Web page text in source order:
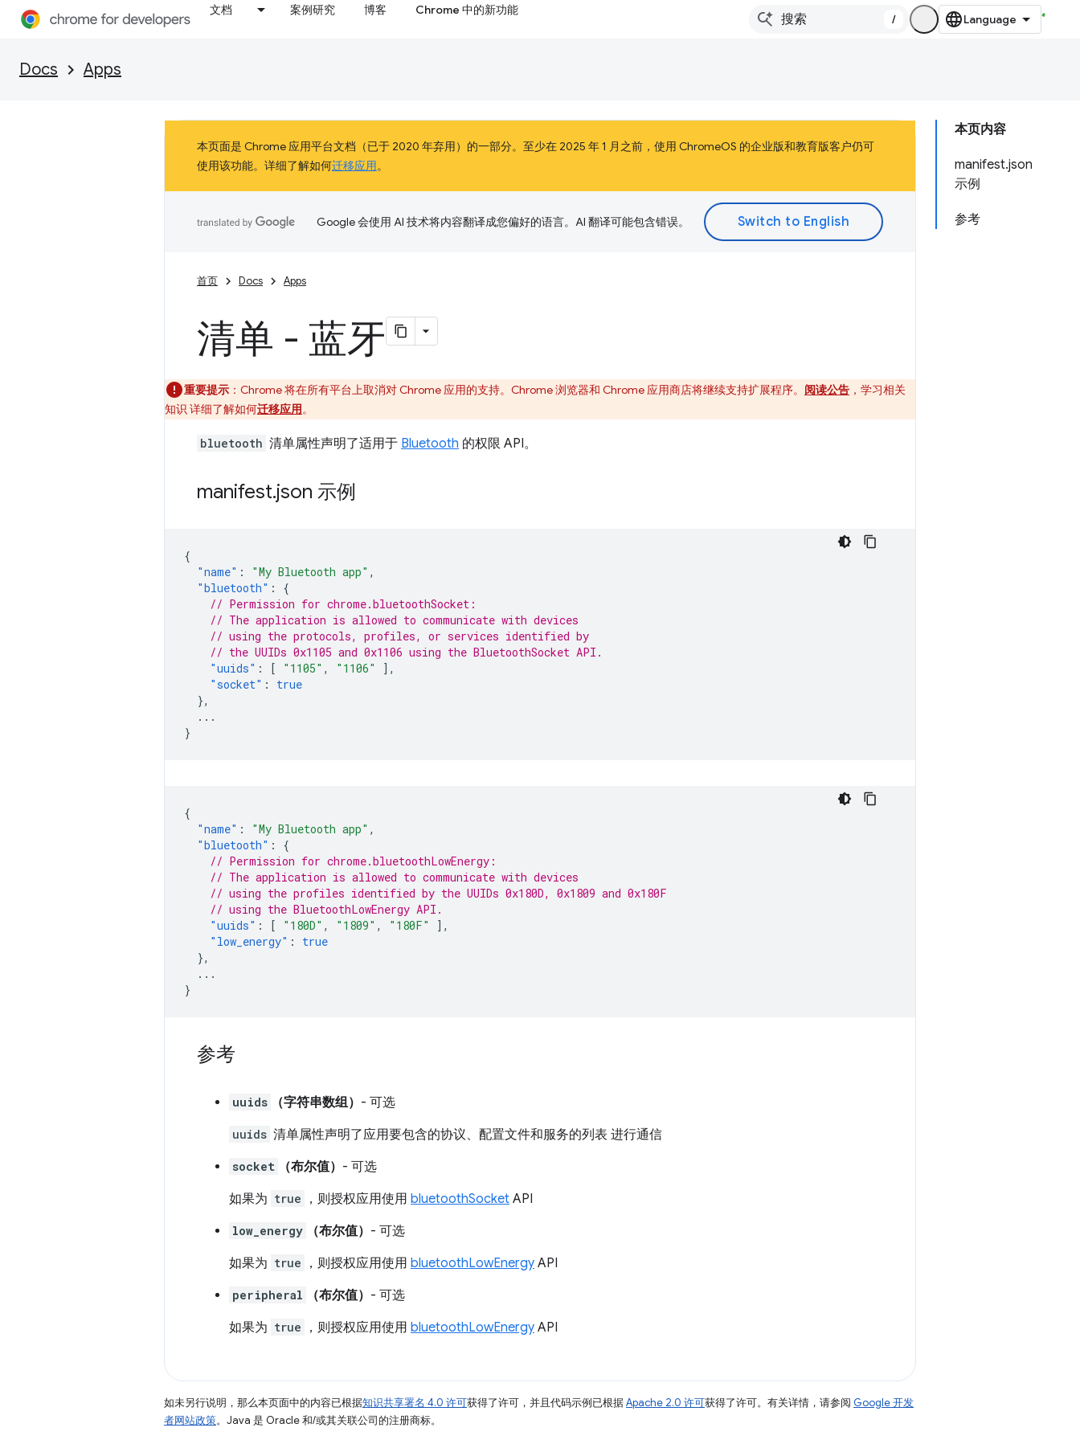
文档 案例研究 博客 Chrome 中的新功能
/
Docs Apps
本页内容
manifest.json
示例
参考
本页面是 Chrome 应用平台文档（已于 2020 年弃用）的一部分。至少在 2025 年 1 月之前，使用 ChromeOS 的企业版和教育版客户仍可
使用该功能。详细了解如何迁移应用。
Google 会使用 AI 技术将内容翻译成您偏好的语言。AI 翻译可能包含错误。
首页 Docs Apps
清单 - 蓝牙
重要提示 ：Chrome 将在所有平台上取消对 Chrome 应用的支持。Chrome 浏览器和 Chrome 应用商店将继续支持扩展程序。 阅读公告 ，学习相关
知识 详细了解如何迁移应用。
bluetooth 清单属性声明了适用于 Bluetooth 的权限 API。
manifest.json 示例
{
"name" : "My Bluetooth app" ,
"bluetooth" :
{
// Permission for chrome.bluetoothSocket:
// The application is allowed to communicate with devices
// using the protocols, profiles, or services identified by
// the UUIDs 0x1105 and 0x1106 using the BluetoothSocket API.
"uuids" : [ "1105" , "1106"
],
"socket" :
true
},
...
}
{
"name" : "My Bluetooth app" ,
"bluetooth" :
{
// Permission for chrome.bluetoothLowEnergy:
// The application is allowed to communicate with devices
// using the profiles identified by the UUIDs 0x180D, 0x1809 and 0x180F
// using the BluetoothLowEnergy API.
"uuids" : [ "180D" , "1809" , "180F"
],
"low_energy" :
true
},
...
}
参考
uuids （字符串数组） - 可选
uuids 清单属性声明了应用要包含的协议、配置文件和服务的列表 进行通信
socket （布尔值） - 可选
如果为 true ，则授权应用使用 bluetoothSocket API
low_energy （布尔值） - 可选
如果为 true ，则授权应用使用 bluetoothLowEnergy API
peripheral （布尔值） - 可选
如果为 true ，则授权应用使用 bluetoothLowEnergy API
如未另行说明，那么本页面中的内容已根据知识共享署名 4.0 许可获得了许可，并且代码示例已根据Apache 2.0 许可获得了许可。有关详情，请参阅 Google 开发
者网站政策。Java 是 Oracle 和/或其关联公司的注册商标。